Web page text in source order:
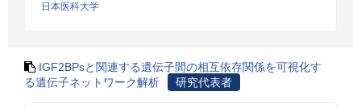
日本医科大学
IGF2BPsと関連する遺伝子間の相互依存関係を可視化す
る遺伝子ネットワーク解析
研究代表者